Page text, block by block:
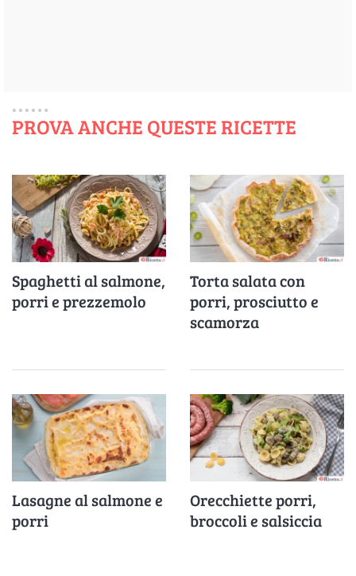
PROVA ANCHE QUESTE RICETTE
Spaghetti al salmone,
porri e prezzemolo
Torta salata con
porri, prosciutto e
scamorza
Lasagne al salmone e
porri
Orecchiette porri,
broccoli e salsiccia